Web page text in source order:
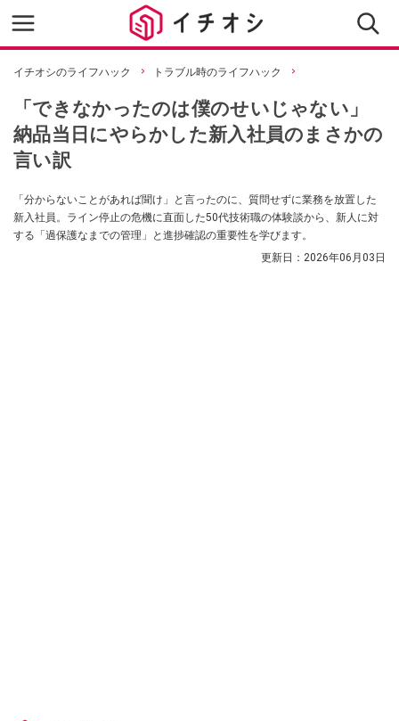
イチオシのライフハック トラブル時のライフハック
「できなかったのは僕のせいじゃない」
納品当日にやらかした新入社員のまさかの
言い訳
「分からないことがあれば聞け」と言ったのに、質問せずに業務を放置した
新入社員。ライン停止の危機に直面した50代技術職の体験談から、新人に対
する「過保護なまでの管理」と進捗確認の重要性を学びます。
更新日： 2026年06月03日